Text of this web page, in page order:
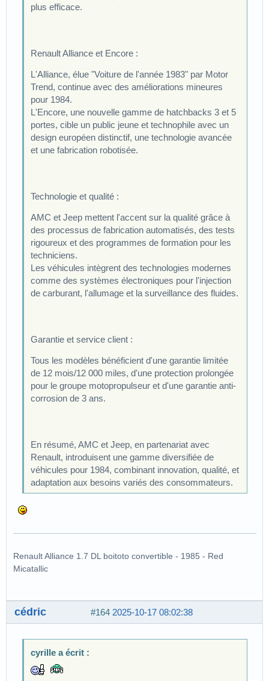
plus efficace.
Renault Alliance et Encore :
L'Alliance, élue "Voiture de l'année 1983" par Motor
Trend, continue avec des améliorations mineures
pour 1984.
L'Encore, une nouvelle gamme de hatchbacks 3 et 5
portes, cible un public jeune et technophile avec un
design européen distinctif, une technologie avancée
et une fabrication robotisée.
Technologie et qualité :
AMC et Jeep mettent l'accent sur la qualité grâce à
des processus de fabrication automatisés, des tests
rigoureux et des programmes de formation pour les
techniciens.
Les véhicules intègrent des technologies modernes
comme des systèmes électroniques pour l'injection
de carburant, l'allumage et la surveillance des fluides.
Garantie et service client :
Tous les modèles bénéficient d'une garantie limitée
de 12 mois/12 000 miles, d'une protection prolongée
pour le groupe motopropulseur et d'une garantie anti-
corrosion de 3 ans.
En résumé, AMC et Jeep, en partenariat avec
Renault, introduisent une gamme diversifiée de
véhicules pour 1984, combinant innovation, qualité, et
adaptation aux besoins variés des consommateurs.
Renault Alliance 1.7 DL boitoto convertible - 1985 - Red
Micatallic
#164 2025-10-17 08:02:38
cédric
cyrille a écrit :